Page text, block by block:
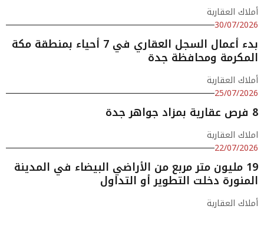
أملاك العقارية
30/07/2026
بدء أعمال السجل العقاري في 7 أحياء بمنطقة مكة
المكرمة ومحافظة جدة
أملاك العقارية
25/07/2026
8 فرص عقارية بمزاد جواهر جدة
املاك العقارية
22/07/2026
19 مليون متر مربع من الأراضي البيضاء في المدينة
المنورة دخلت التطوير أو التداول
أملاك العقارية